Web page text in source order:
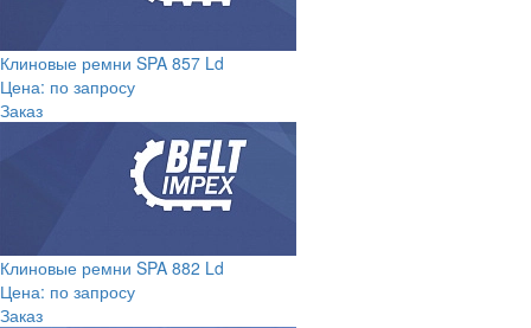
Клиновые ремни SPA 857 Ld
Цена: по запросу
Заказ
Клиновые ремни SPA 882 Ld
Цена: по запросу
Заказ